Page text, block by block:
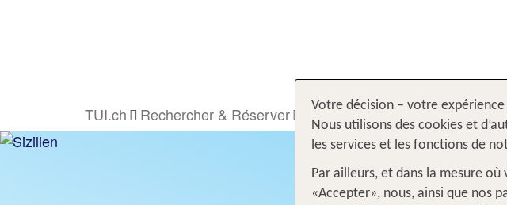
TUI.ch Rechercher & Réserver Hôtel Italie Sicile
Votre décision – votre
Nous utilisons des cookies et
les services et les fonctions de
Par ailleurs, et dans la mesure
«Accepter», nous, ainsi que nos